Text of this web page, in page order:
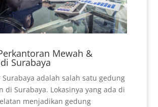
Mewah &
Surabaya
Surabaya adalah salah satu gedung
di Surabaya. Lokasinya yang ada di
menjadikan gedung